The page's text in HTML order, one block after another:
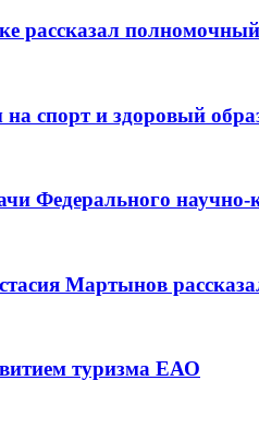
рассказал
спорт и здоровый
Федерального
Мартынов
туризма ЕАО